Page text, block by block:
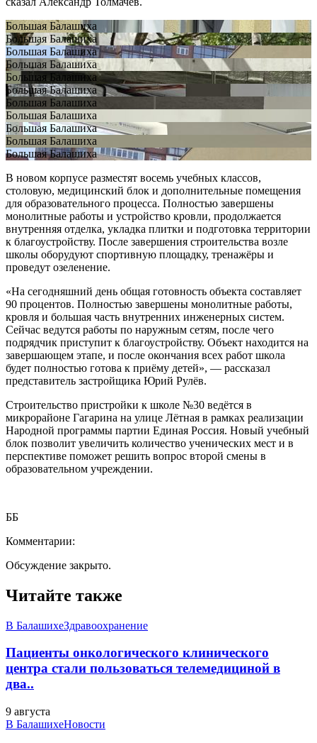
Большая Балашиха
Большая Балашиха
Большая Балашиха
Большая Балашиха
Большая Балашиха
Большая Балашиха
Большая Балашиха
Большая Балашиха
Большая Балашиха
Большая Балашиха
Большая Балашиха
В новом корпусе разместят восемь учебных классов,
столовую, медицинский блок и дополнительные помещения
для образовательного процесса. Полностью завершены
монолитные работы и устройство кровли, продолжается
внутренняя отделка, укладка плитки и подготовка территории
к благоустройству. После завершения строительства возле
школы оборудуют спортивную площадку, тренажёры и
проведут озеленение.
«На сегодняшний день общая готовность объекта составляет
90 процентов. Полностью завершены монолитные работы,
кровля и большая часть внутренних инженерных систем.
Сейчас ведутся работы по наружным сетям, после чего
подрядчик приступит к благоустройству. Объект находится на
завершающем этапе, и после окончания всех работ школа
будет полностью готова к приёму детей», — рассказал
представитель застройщика Юрий Рулёв.
Строительство пристройки к школе №30 ведётся в
микрорайоне Гагарина на улице Лётная в рамках реализации
Народной программы партии Единая Россия. Новый учебный
блок позволит увеличить количество ученических мест и в
перспективе поможет решить вопрос второй смены в
образовательном учреждении.
ББ
Комментарии:
Обсуждение закрыто.
Читайте также
В БалашихеЗдравоохранение
Пациенты онкологического клинического
центра стали пользоваться телемедициной в
два..
9 августа
В БалашихеНовости